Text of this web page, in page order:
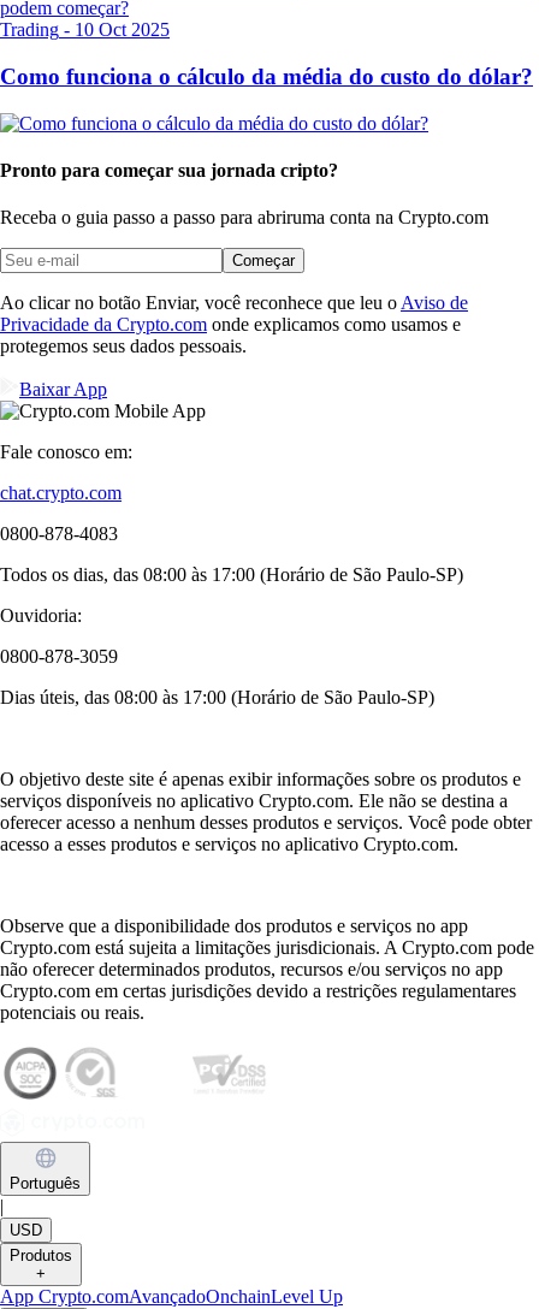
Trading - 10 Oct 2025
Como funciona o cálculo da média do custo do dólar?
Pronto para começar sua jornada cripto?
Receba o guia passo a passo para abriruma conta na Crypto.com
Começar
Ao clicar no botão Enviar, você reconhece que leu o Aviso de
Privacidade da Crypto.com onde explicamos como usamos e
protegemos seus dados pessoais.
Baixar App
Fale conosco em:
chat.crypto.com
0800-878-4083
Todos os dias, das 08:00 às 17:00 (Horário de São Paulo-SP)
Ouvidoria:
0800-878-3059
Dias úteis, das 08:00 às 17:00 (Horário de São Paulo-SP)
O objetivo deste site é apenas exibir informações sobre os produtos e
serviços disponíveis no aplicativo Crypto.com. Ele não se destina a
oferecer acesso a nenhum desses produtos e serviços. Você pode obter
acesso a esses produtos e serviços no aplicativo Crypto.com.
Observe que a disponibilidade dos produtos e serviços no app
Crypto.com está sujeita a limitações jurisdicionais. A Crypto.com pode
não oferecer determinados produtos, recursos e/ou serviços no app
Crypto.com em certas jurisdições devido a restrições regulamentares
potenciais ou reais.
Português
|
USD
Produtos
+
App Crypto.comAvançadoOnchainLevel Up